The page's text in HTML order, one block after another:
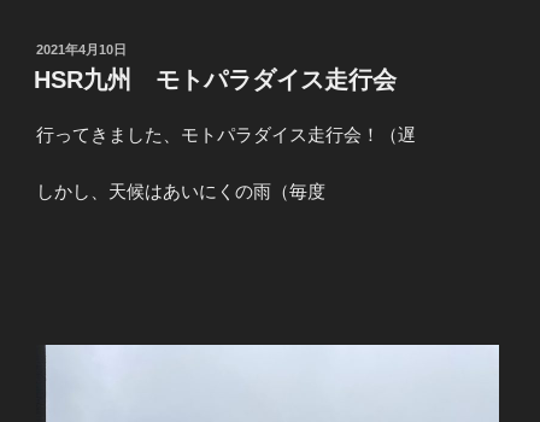
投
稿
日:
2021年4月10日
HSR九州 モトパラダイス走行会
行ってきました、モトパラダイス走行会！（遅
しかし、天候はあいにくの雨（毎度